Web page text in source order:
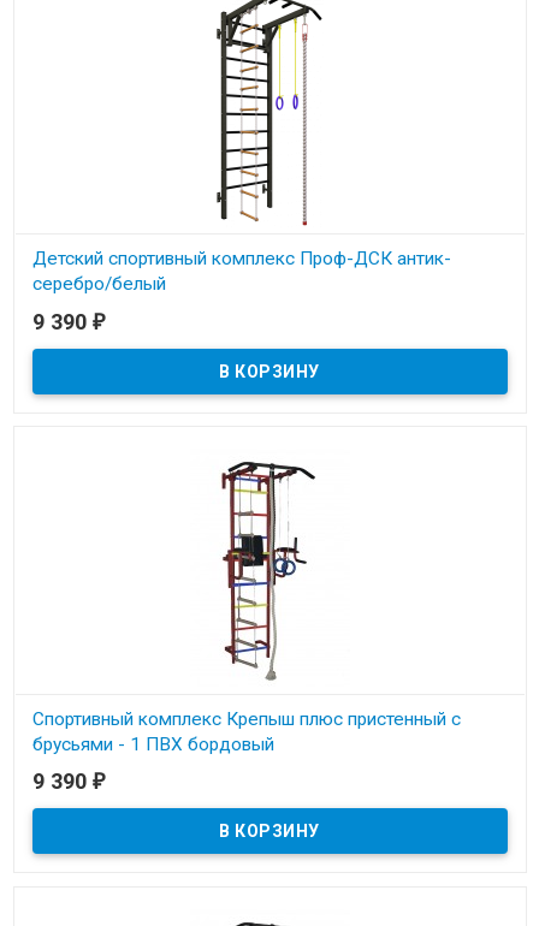
Детский спортивный комплекс Проф-ДСК антик-
серебро/белый
В наличии
Детский спортивный комплекс Проф-ДСК антик-серебро.
Максимальный вес пользователя до 180 кг.
9 390 ₽
Спортивный комплекс Крепыш плюс пристенный с
брусьями - 1 ПВХ бордовый
В наличии
9 390 ₽